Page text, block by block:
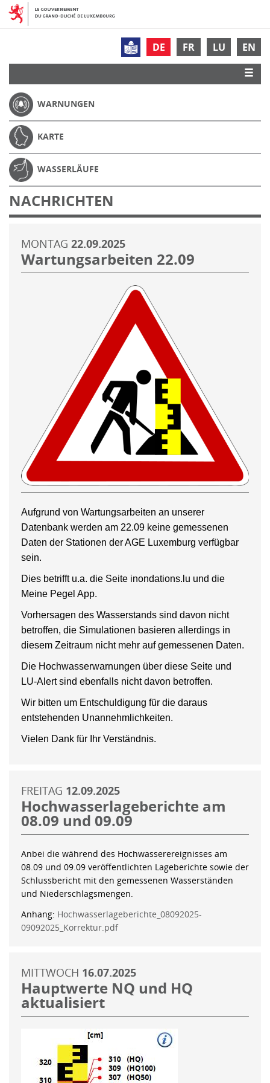
DE FR LU EN
WARNUNGEN
KARTE
WASSERLÄUFE
NACHRICHTEN
MONTAG 22.09.2025
Wartungsarbeiten 22.09
Aufgrund von Wartungsarbeiten an unserer
Datenbank werden am 22.09 keine gemessenen
Daten der Stationen der AGE Luxemburg verfügbar
sein.
Dies betrifft u.a. die Seite inondations.lu und die
Meine Pegel App.
Vorhersagen des Wasserstands sind davon nicht
betroffen, die Simulationen basieren allerdings in
diesem Zeitraum nicht mehr auf gemessenen Daten.
Die Hochwasserwarnungen über diese Seite und
LU-Alert sind ebenfalls nicht davon betroffen.
Wir bitten um Entschuldigung für die daraus
entstehenden Unannehmlichkeiten.
Vielen Dank für Ihr Verständnis.
FREITAG 12.09.2025
Hochwasserlageberichte am
08.09 und 09.09
Anbei die während des Hochwasserereignisses am
08.09 und 09.09 veröffentlichten Lageberichte sowie der
Schlussbericht mit den gemessenen Wasserständen
und Niederschlagsmengen.
Anhang: Hochwasserlageberichte_08092025-
09092025_Korrektur.pdf
MITTWOCH 16.07.2025
Hauptwerte NQ und HQ
aktualisiert